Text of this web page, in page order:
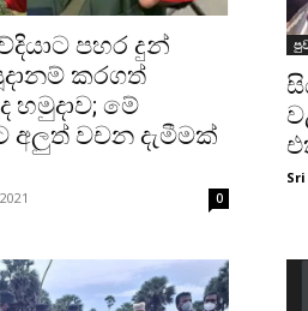
පහර දුන්
කරගත්
හමුදාව; මේ
වචන දැමීමක්
0